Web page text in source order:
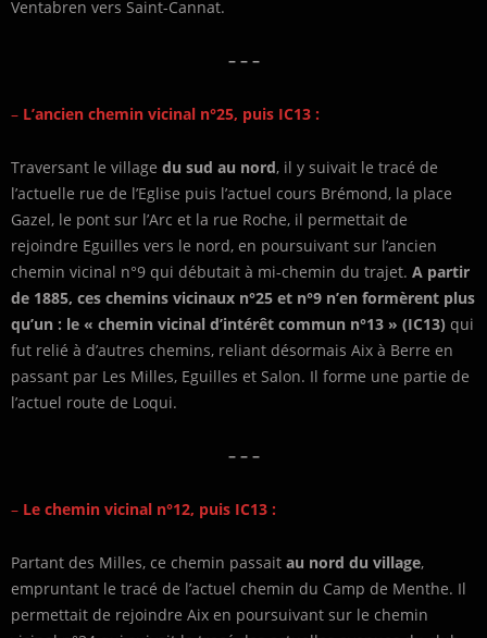
Ventabren vers Saint-Cannat.
– – –
– L’ancien chemin vicinal n°25, puis IC13 :
Traversant le village du sud au nord, il y suivait le tracé de
l’actuelle rue de l’Eglise puis l’actuel cours Brémond, la place
Gazel, le pont sur l’Arc et la rue Roche, il permettait de
rejoindre Eguilles vers le nord, en poursuivant sur l’ancien
chemin vicinal n°9 qui débutait à mi-chemin du trajet. A partir
de 1885, ces chemins vicinaux n°25 et n°9 n’en formèrent plus
qu’un : le « chemin vicinal d’intérêt commun n°13 » (IC13) qui
fut relié à d’autres chemins, reliant désormais Aix à Berre en
passant par Les Milles, Eguilles et Salon. Il forme une partie de
l’actuel route de Loqui.
– – –
– Le chemin vicinal n°12, puis IC13 :
Partant des Milles, ce chemin passait au nord du village,
empruntant le tracé de l’actuel chemin du Camp de Menthe. Il
permettait de rejoindre Aix en poursuivant sur le chemin